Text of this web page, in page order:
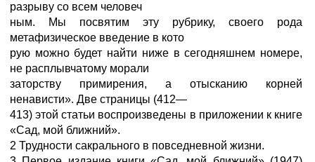
разрыву со всем человеч
ным. Мы посвятим эту рубрику, своего рода
метафизическое введение в кото
рую можно будет найти ниже в сегодняшнем номере,
не расплывчатому морали
заторству примирения, а отысканию корней
ненависти». Две страницы (412—
413) этой статьи воспроизведены в приложении к книге
«Сад, мой ближний».
2 Трудности сакрального в повседневной жизни.